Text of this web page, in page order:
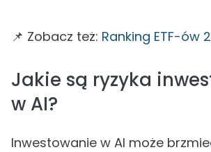
📌 Zobacz też: Ranking ETF-ów
Jakie są ryzyka
w AI?
Inwestowanie w AI może